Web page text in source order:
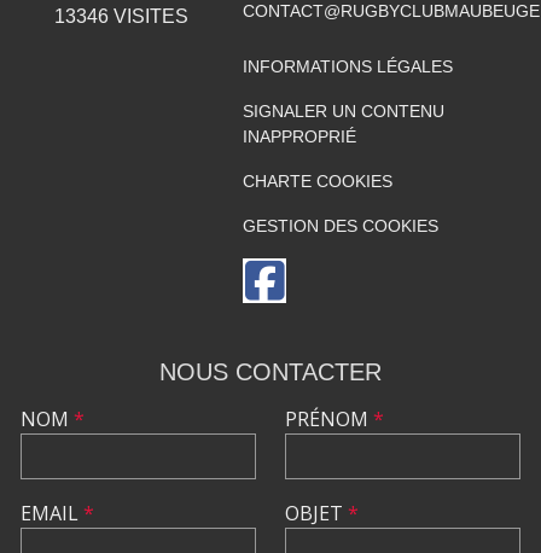
13346VISITES
INFORMATIONS LÉGALES
SIGNALER UN CONTENU
INAPPROPRIÉ
CHARTE COOKIES
GESTION DES COOKIES
NOUS CONTACTER
NOM *
EMAIL*
PRÉNOM *
OBJET *